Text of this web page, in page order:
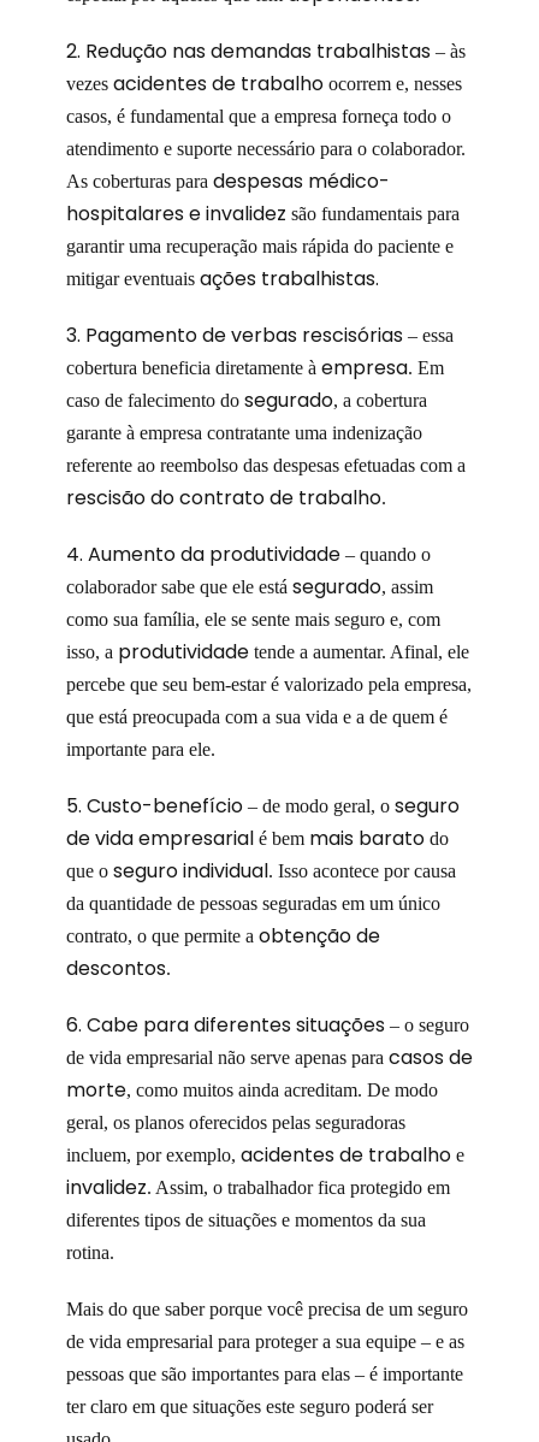
2. Redução nas demandas trabalhistas – às
vezes acidentes de trabalho ocorrem e, nesses
casos, é fundamental que a empresa forneça todo o
atendimento e suporte necessário para o colaborador.
As coberturas para despesas médico-
hospitalares e invalidez são fundamentais para
garantir uma recuperação mais rápida do paciente e
mitigar eventuais ações trabalhistas.
3. Pagamento de verbas rescisórias – essa
cobertura beneficia diretamente à empresa. Em
caso de falecimento do segurado, a cobertura
garante à empresa contratante uma indenização
referente ao reembolso das despesas efetuadas com a
rescisão do contrato de trabalho.
4. Aumento da produtividade – quando o
colaborador sabe que ele está segurado, assim
como sua família, ele se sente mais seguro e, com
isso, a produtividade tende a aumentar. Afinal, ele
percebe que seu bem-estar é valorizado pela empresa,
que está preocupada com a sua vida e a de quem é
importante para ele.
5. Custo-benefício – de modo geral, o seguro
de vida empresarial é bem mais barato do
que o seguro individual. Isso acontece por causa
da quantidade de pessoas seguradas em um único
contrato, o que permite a obtenção de
descontos.
6. Cabe para diferentes situações – o seguro
de vida empresarial não serve apenas para casos de
morte, como muitos ainda acreditam. De modo
geral, os planos oferecidos pelas seguradoras
incluem, por exemplo, acidentes de trabalho e
invalidez. Assim, o trabalhador fica protegido em
diferentes tipos de situações e momentos da sua
rotina.
Mais do que saber porque você precisa de um seguro
de vida empresarial para proteger a sua equipe – e as
pessoas que são importantes para elas – é importante
ter claro em que situações este seguro poderá ser